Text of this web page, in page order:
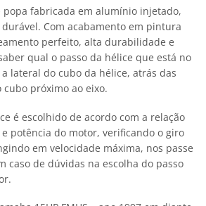
popa fabricada em alumínio injetado,
Com acabamento em pintura
perfeito, alta durabilidade e
qual o passo da hélice que está no
lateral do cubo da hélice, atrás das
próximo ao eixo.
é escolhido de acordo com a relação
potência do motor, verificando o giro
em velocidade máxima, nos passe
caso de dúvidas na escolha do passo